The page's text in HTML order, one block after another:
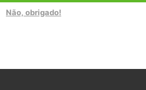
Não, obrigado!